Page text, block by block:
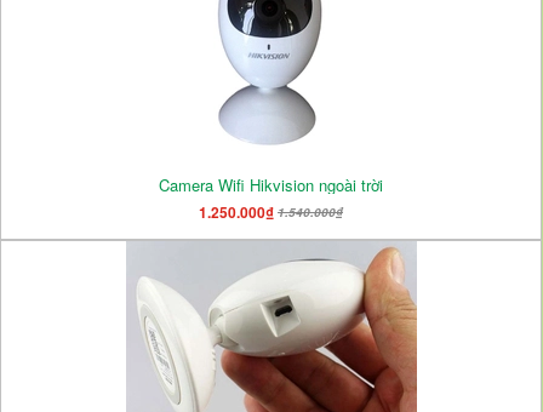
Camera Wifi Hikvision ngoài trời
1.250.000₫ 1.540.000₫